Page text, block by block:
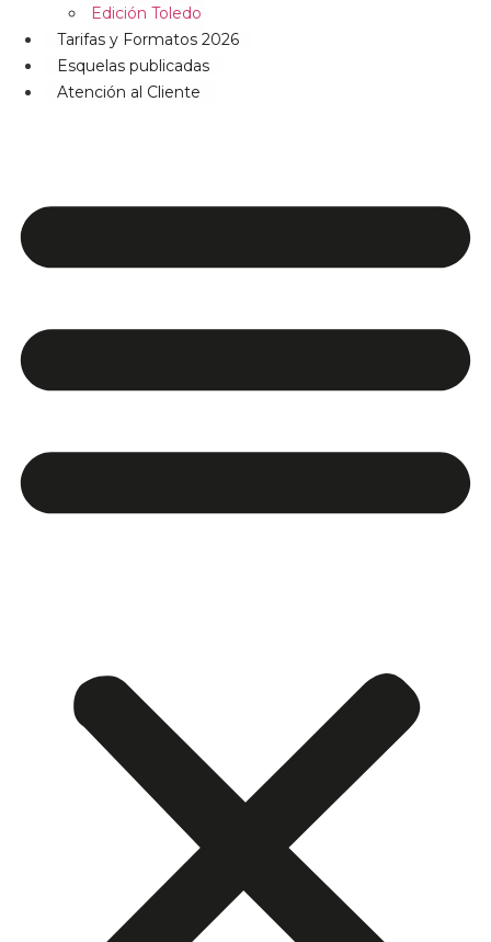
Edición Toledo
Tarifas y Formatos 2026
Esquelas publicadas
Atención al Cliente